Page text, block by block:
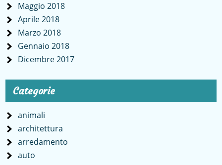
Maggio 2018
Aprile 2018
Marzo 2018
Gennaio 2018
Dicembre 2017
Categorie
animali
architettura
arredamento
auto